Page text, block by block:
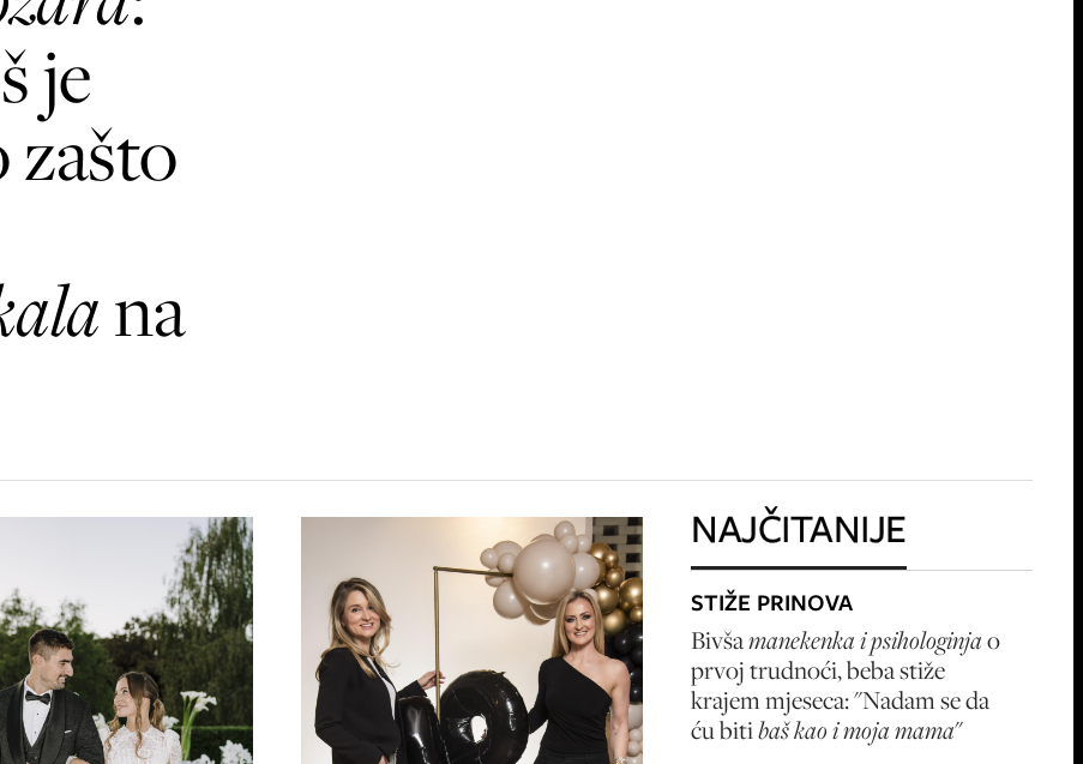
je
na
NAJČITANIJE
STIŽE PRINOVA
Bivšamanekenka i psihologinjao
prvoj trudnoći, beba stiže
krajem mjeseca: "Nadam se da
ću bitibaš kao i moja mama"